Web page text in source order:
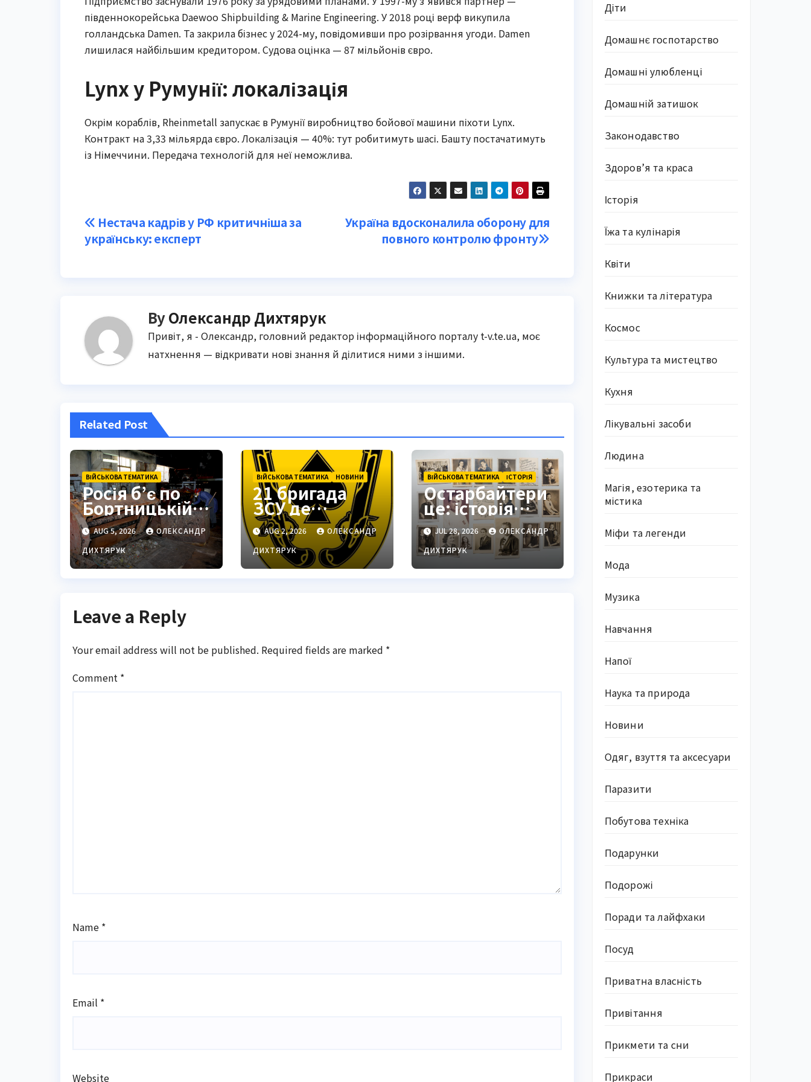
південнокорейська Daewoo Shipbuilding & Marine Engineering. У 2018 році верф викупила
голландська Damen. Та закрила бізнес у 2024-му, повідомивши про розірвання угоди. Damen
лишилася найбільшим кредитором. Судова оцінка — 87 мільйонів євро.
Lynx у Румунії: локалізація
Окрім кораблів, Rheinmetall запускає в Румунії виробництво бойової машини піхоти Lynx.
Контракт на 3,33 мільярда євро. Локалізація — 40%: тут робитимуть шасі. Башту постачатимуть
із Німеччини. Передача технологій для неї неможлива.
Post
navigation
Україна вдосконалила оборону для
повного контролю фронту
Нестача кадрів у РФ критичніша за
українську: експерт
ByОлександр Дихтярук
Привіт, я - Олександр, головний редактор інформаційного порталу t-v.te.ua, моє
натхнення — відкривати нові знання й ділитися ними з іншими.
Related Post
ВІЙСЬКОВА ТЕМАТИКА
Росія б’є по
Бортницькій
станції:
експерт
попередив
про
AUG 5, 2026
ОЛЕКСАНДР
ДИХТЯРУК
ВІЙСЬКОВА ТЕМАТИКА НОВИНИ
21 бригада
ЗСУ де
знаходиться:
Подільськ як
стратегічний
центр
AUG 2, 2026
ОЛЕКСАНДР
ДИХТЯРУК
ВІЙСЬКОВА ТЕМАТИКА ІСТОРІЯ
Остарбайтери
це: історія
примусової
праці
українців
JUL 28, 2026
ОЛЕКСАНДР
ДИХТЯРУК
Leave a Reply
Your email address will not be published. Required fields are marked *
Comment *
Name *
Email *
Website
Діти
Домашнє госпотарство
Домашні улюбленці
Домашній затишок
Законодавство
Здоров’я та краса
Історія
Їжа та кулінарія
Квіти
Книжки та література
Космос
Культура та мистецтво
Кухня
Лікувальні засоби
Людина
Магія, езотерика та
містика
Міфи та легенди
Мода
Музика
Навчання
Напої
Наука та природа
Новини
Одяг, взуття та аксесуари
Паразити
Побутова техніка
Подарунки
Подорожі
Поради та лайфхаки
Посуд
Приватна власність
Привітання
Прикмети та сни
Прикраси